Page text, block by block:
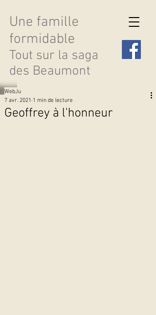
Une famille
formidable
Tout sur la saga
des Beaumont
Geoffrey à l'honneur
WebJu
7 avr. 2021 1 min de lecture